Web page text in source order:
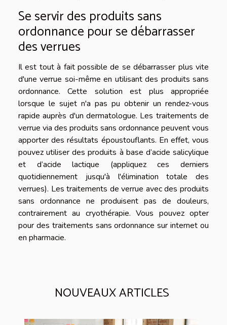
Se servir des produits sans
ordonnance pour se débarrasser
des verrues
Il est tout à fait possible de se débarrasser plus vite
d'une verrue soi-même en utilisant des produits sans
ordonnance. Cette solution est plus appropriée
lorsque le sujet n'a pas pu obtenir un rendez-vous
rapide auprès d'un dermatologue. Les traitements de
verrue via des produits sans ordonnance peuvent vous
apporter des résultats époustouflants. En effet, vous
pouvez utiliser des produits à base d’acide salicylique
et d’acide lactique (appliquez ces derniers
quotidiennement jusqu'à l'élimination totale des
verrues). Les traitements de verrue avec des produits
sans ordonnance ne produisent pas de douleurs,
contrairement au cryothérapie. Vous pouvez opter
pour des traitements sans ordonnance sur internet ou
en pharmacie.
NOUVEAUX ARTICLES